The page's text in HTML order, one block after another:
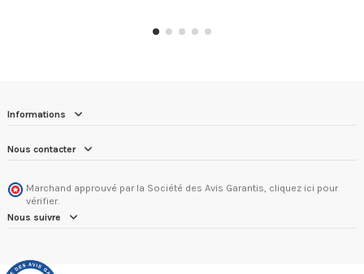
Informations
Nous contacter
Marchand approuvé par la Société des Avis Garantis, cliquez ici pour
vérifier.
Nous suivre